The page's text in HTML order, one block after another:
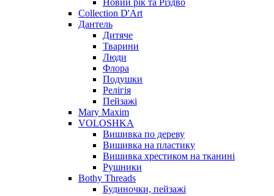
Collection D'Art
Дантель
Дитяче
Тварини
Люди
Флора
Подушки
Релігія
Пейзажі
Mary Maxim
VOLOSHKA
Вишивка по дереву
Вишивка на пластику
Вишивка хрестиком на тканині
Рушники
Bothy Threads
Будиночки, пейзажі